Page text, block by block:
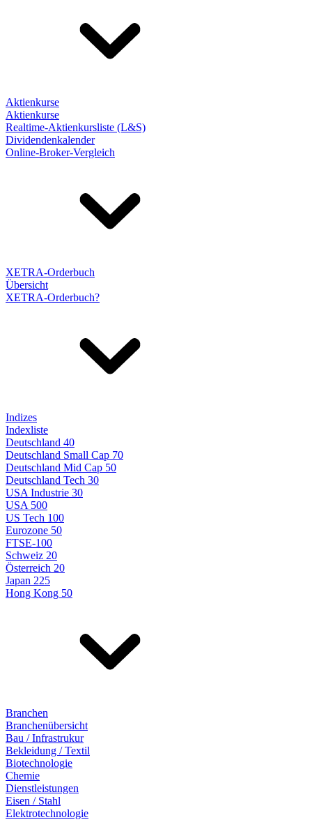
Aktienkurse
Aktienkurse
Realtime-Aktienkursliste (L&S)
Dividendenkalender
Online-Broker-Vergleich
XETRA-Orderbuch
Übersicht
XETRA-Orderbuch?
Indizes
Indexliste
Deutschland 40
Deutschland Small Cap 70
Deutschland Mid Cap 50
Deutschland Tech 30
USA Industrie 30
USA 500
US Tech 100
Eurozone 50
FTSE-100
Schweiz 20
Österreich 20
Japan 225
Hong Kong 50
Branchen
Branchenübersicht
Bau / Infrastrukur
Bekleidung / Textil
Biotechnologie
Chemie
Dienstleistungen
Eisen / Stahl
Elektrotechnologie